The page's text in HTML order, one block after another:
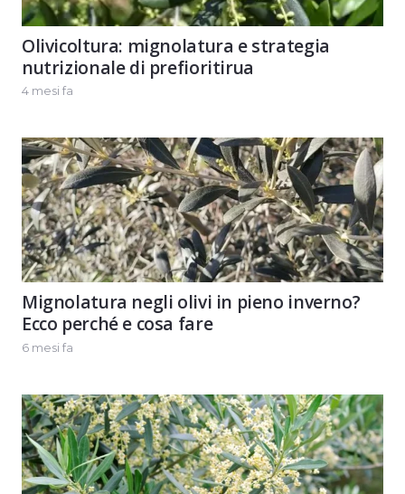
Olivicoltura: mignolatura e strategia
nutrizionale di prefioritirua
4 mesi fa
Mignolatura negli olivi in pieno inverno?
Ecco perché e cosa fare
6 mesi fa